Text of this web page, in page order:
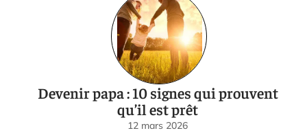
Devenir papa : 10 signes qui prouvent
qu’il est prêt
12 mars 2026